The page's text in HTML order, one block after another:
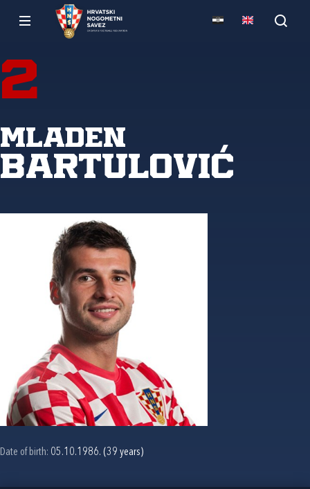
2
Mladen
Bartulović
Date of birth: 05.10.1986. (39 years)